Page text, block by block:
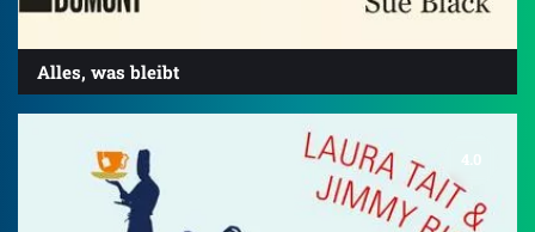
Alles, was bleibt
4.0